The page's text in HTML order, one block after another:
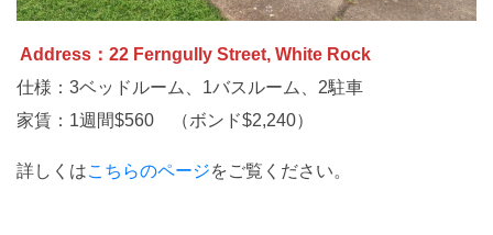
Address：22 Ferngully Street, White Rock
仕様：3ベッドルーム、1バスルーム、2駐車
家賃：1週間$560 （ボンド$2,240）
詳しくはこちらのページをご覧ください。